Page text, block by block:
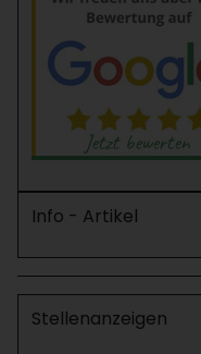
Info - Artikel
Stellenanzeigen